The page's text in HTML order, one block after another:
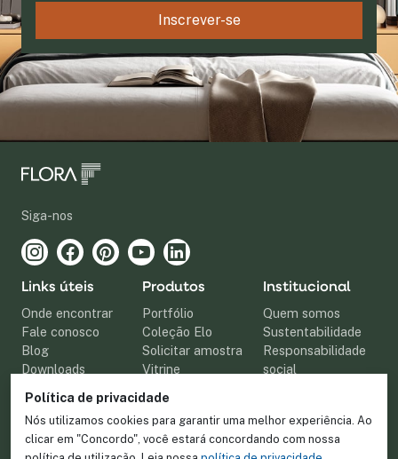
Inscrever-se
Siga-nos
Links úteis
Onde encontrar
Fale conosco
Blog
Downloads
Produtos
Portfólio
Coleção Elo
Solicitar amostra
Vitrine
Institucional
Quem somos
Sustentabilidade
Responsabilidade
social
Salarial
Política de
Política de privacidade
Nós utilizamos cookies para garantir uma melhor experiência. Ao
clicar em "Concordo", você estará concordando com nossa